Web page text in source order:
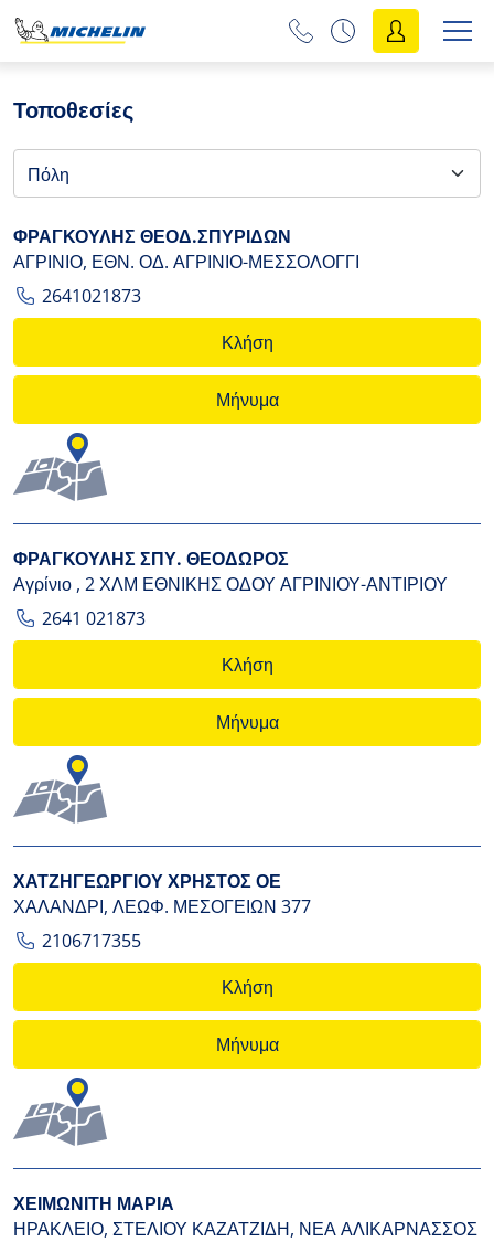
Τοποθεσίες
ΦΡΑΓΚΟΥΛΗΣ ΘΕΟΔ.ΣΠΥΡΙΔΩΝ
ΑΓΡΙΝΙΟ, ΕΘΝ. ΟΔ. ΑΓΡΙΝΙΟ-ΜΕΣΣΟΛΟΓΓΙ
2641021873
Κλήση
Μήνυμα
ΦΡΑΓΚΟΥΛΗΣ ΣΠΥ. ΘΕΟΔΩΡΟΣ
Αγρίνιο , 2 ΧΛΜ ΕΘΝΙΚΗΣ ΟΔΟΥ ΑΓΡΙΝΙΟΥ-ΑΝΤΙΡΙΟΥ
2641 021873
Κλήση
Μήνυμα
ΧΑΤΖΗΓΕΩΡΓΙΟΥ ΧΡΗΣΤΟΣ ΟΕ
ΧΑΛΑΝΔΡΙ, ΛΕΩΦ. ΜΕΣΟΓΕΙΩΝ 377
2106717355
Κλήση
Μήνυμα
ΧΕΙΜΩΝΙΤΗ ΜΑΡΙΑ
ΗΡΑΚΛΕΙΟ, ΣΤΕΛΙΟΥ ΚΑΖΑΤΖΙΔΗ, ΝΕΑ ΑΛΙΚΑΡΝΑΣΣΟΣ